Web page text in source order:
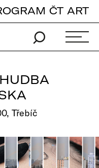
ČT ART
Třebíč